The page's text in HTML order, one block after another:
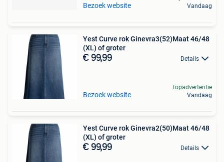
Bezoek website
Vandaag
Yest Curve rok Ginevra3(52)Maat 46/48
(XL) of groter
€ 99,99 Details
Bezoek website
Topadvertentie
Vandaag
Yest Curve rok Ginevra2(50)Maat 46/48
(XL) of groter
€ 99,99 Details